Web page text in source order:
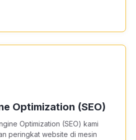
Optimization (SEO)
Optimization (SEO) kami
peringkat website di mesin